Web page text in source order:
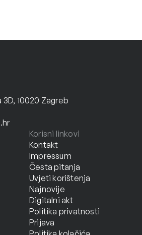
10020 Zagreb
Korisni linkovi
Kontakt
Impressum
Česta pitanja
Uvjeti korištenja
Najnovije
Digitalni akt
Politika privatnosti
Prijava